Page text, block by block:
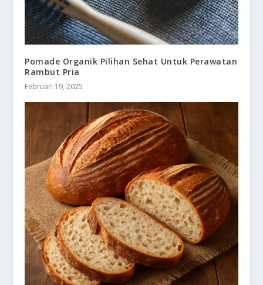
Pomade Organik Pilihan Sehat Untuk Perawatan
Rambut Pria
Februari 19, 2025